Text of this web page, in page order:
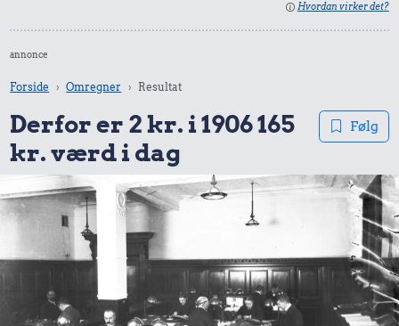
Hvordan virker det?
annonce
Forside Omregner Resultat
Derfor er 2 kr. i 1906 165
kr. værd i dag
Følg